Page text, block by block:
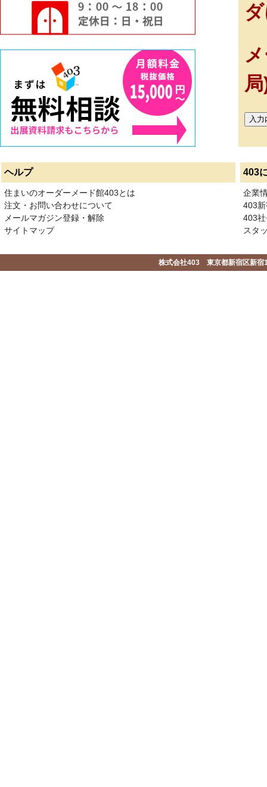
ヘルプ 403
住まいのオーダーメード館403とは
注文・お問い合わせについて
メールマガジン登録・解除
サイトマップ
企業
403
403
スタ
株式会社403 東京都新宿区新